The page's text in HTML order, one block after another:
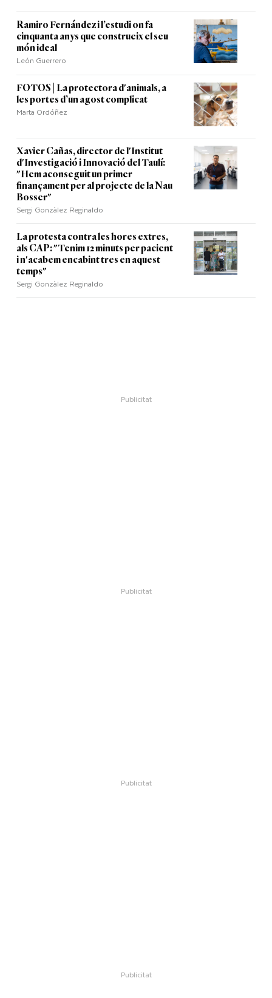
Ramiro Fernández i l’estudi on fa
cinquanta anys que construeix el seu
món ideal
León Guerrero
FOTOS | La protectora d'animals, a
les portes d’un agost complicat
Marta Ordóñez
Xavier Cañas, director de l'Institut
d'Investigació i Innovació del Taulí:
"Hem aconseguit un primer
finançament per al projecte de la Nau
Bosser"
Sergi Gonzàlez Reginaldo
La protesta contra les hores extres,
als CAP: "Tenim 12 minuts per pacient
i n'acabem encabint tres en aquest
temps"
Sergi Gonzàlez Reginaldo